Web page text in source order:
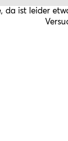
da ist leider